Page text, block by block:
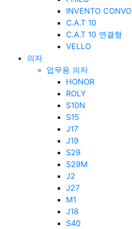
INVENTO CONVO
C.A.T 10
C.A.T 10 연결형
VELLO
의자
업무용 의자
HONOR
ROLY
S10N
S15
J17
J19
S29
S29M
J2
J27
M1
J18
S40